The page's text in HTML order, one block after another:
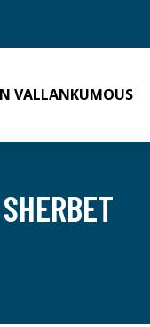
VALLANKUMOUS